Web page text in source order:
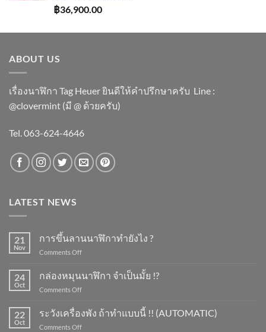
฿36,900.00
ABOUT US
เรื่องนาฬิกา Tag Heuer ยินดีให้คำปรึกษาครับ ​Line :
@clovermint (มี @ ด้วยครับ)
Tel. 063-624-4646
LATEST NEWS
21
Nov
การขึ้นลานนาฬิกาทำยังไง ?
Comments Offon
ยัง
24
Oct
กล่องหมุนนาฬิกา จำเป็นมั้ย !?
Comments Offon
หมุน
22
Oct
ระวังเครื่องพัง ถ้าทำแบบนี้ !! (AUTOMATIC)
Comments Offon